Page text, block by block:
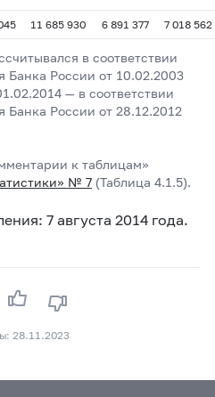
11 685 930 6 891 377 7 018 562
в соответствии
Банка России от 10.02.2003
— в соответствии
России от 28.12.2012
к таблицам»
№ 7 (Таблица 4.1.5).
7 августа 2014 года.
28.11.2023